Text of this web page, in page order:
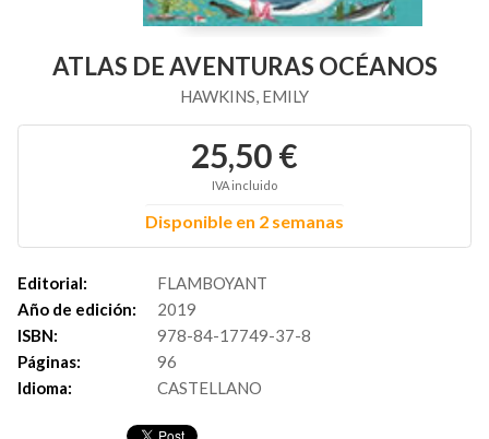
ATLAS DE AVENTURAS OCÉANOS
HAWKINS, EMILY
25,50 €
IVA incluido
Disponible en 2 semanas
Editorial:
FLAMBOYANT
Año de edición:
2019
ISBN:
978-84-17749-37-8
Páginas:
96
Idioma:
CASTELLANO